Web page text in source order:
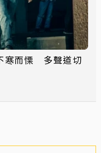
寒而慄 多聲道切